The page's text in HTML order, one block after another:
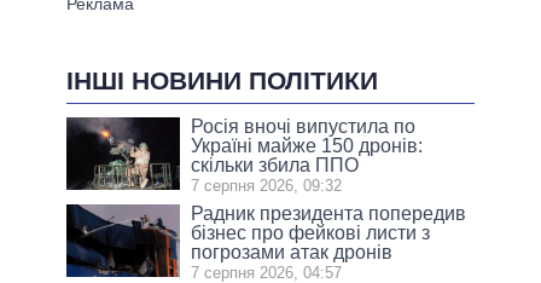
ІНШІ НОВИНИ ПОЛІТИКИ
Росія вночі випустила по
Україні майже 150 дронів:
скільки збила ППО
7 серпня 2026, 09:32
Радник президента попередив
бізнес про фейкові листи з
погрозами атак дронів
7 серпня 2026, 04:57